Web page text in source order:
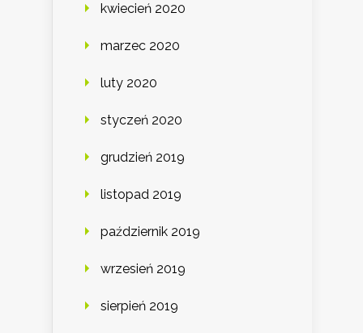
kwiecień 2020
marzec 2020
luty 2020
styczeń 2020
grudzień 2019
listopad 2019
październik 2019
wrzesień 2019
sierpień 2019